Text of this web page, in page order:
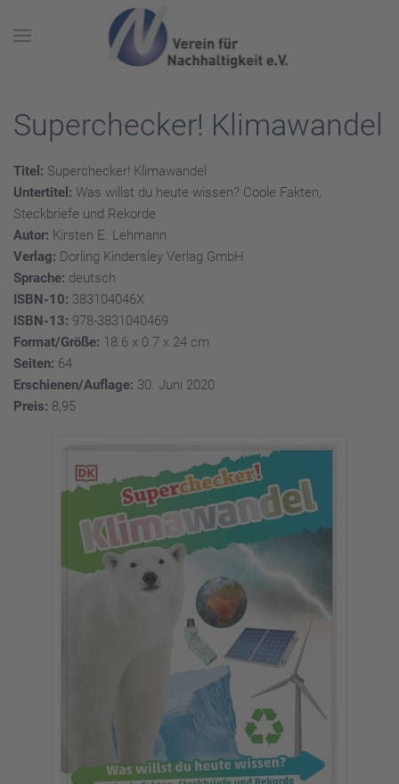
Skip to main content
Superchecker! Klimawandel
Titel: Superchecker! Klimawandel
Untertitel: Was willst du heute wissen? Coole Fakten,
Steckbriefe und Rekorde
Autor: Kirsten E. Lehmann
Verlag: Dorling Kindersley Verlag GmbH
Sprache: deutsch
ISBN-10: 383104046X
ISBN-13: 978-3831040469
Format/Größe: 18.6 x 0.7 x 24 cm
Seiten: 64
Erschienen/Auflage: 30. Juni 2020
Preis: 8,95